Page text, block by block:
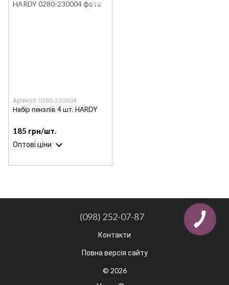
Артикул: 0280-230004
Набір пензлів 4 шт. HARDY
185 грн/шт.
Оптові ціни
(098) 252-07-87
Контакти
Повна версія сайту
© 2026